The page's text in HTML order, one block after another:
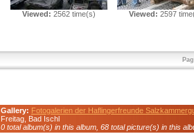
Viewed: 2562 time(s) Viewed: 2597
Gallery: Fotogalerien der Haflingerfreunde
Freitag, Bad Ischl
0 total album(s) in this album, 68 total picture(s) in this